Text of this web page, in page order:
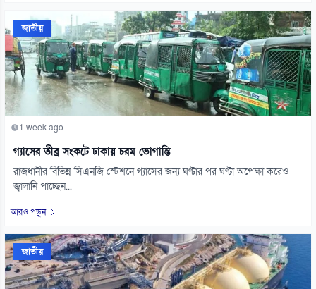
জাতীয়
1 week ago
গ্যাসের তীব্র সংকটে ঢাকায় চরম ভোগান্তি
রাজধানীর বিভিন্ন সিএনজি স্টেশনে গ্যাসের জন্য ঘণ্টার পর ঘণ্টা অপেক্ষা করেও
জ্বালানি পাচ্ছেন...
আরও পড়ুন
জাতীয়